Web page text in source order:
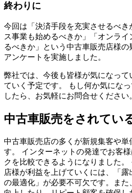
終わりに
今回は「決済手段を充実させるべ
ス事業も始めるべきか」「オンラ
るべきか」という中古車販売店様
アンケートを実施しました。
弊社では、今後も皆様が気になって
ていく予定です。 もし何か気にな
したら、お気軽にお問合せください
中古車販売をされてい
中古車販売店の多くが新規集客や単
す。 インターネットの発達でお客
クを比較できるようになりました
店様が利益を上げていくには、「
の最適化」が必要不可欠です。ま